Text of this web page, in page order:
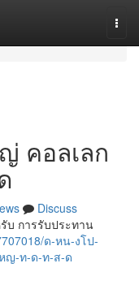
คอลเลก
Discuss
บ การรับประทาน
ด-หน-งโป-
ญ-ท-ด-ท-ส-ด